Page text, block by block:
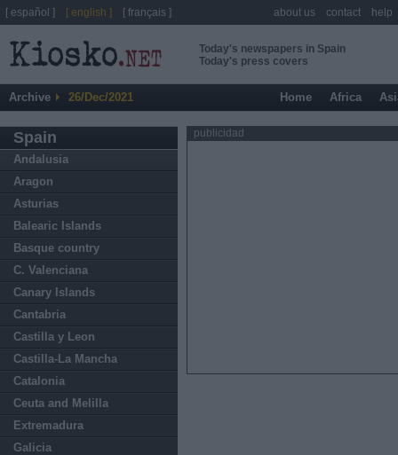
Today's newspapers in Spain
Today's press covers
Archive 26/Dec/2021 Home Africa
Spain
Andalusia
Aragon
Asturias
Balearic Islands
Basque country
C. Valenciana
Canary Islands
Cantabria
Castilla y Leon
Castilla-La Mancha
Catalonia
Ceuta and Melilla
Extremadura
Galicia
publicidad
[ español ] [ english ] [ français ] about us contact help